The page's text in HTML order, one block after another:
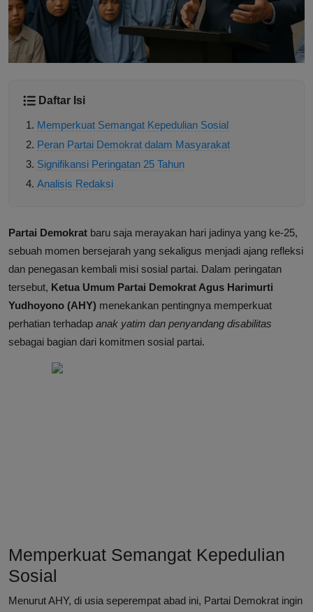
Daftar Isi
Memperkuat Semangat Kepedulian Sosial
Peran Partai Demokrat dalam Masyarakat
Signifikansi Peringatan 25 Tahun
Analisis Redaksi
Partai Demokrat baru saja merayakan hari jadinya yang ke-25,
sebuah momen bersejarah yang sekaligus menjadi ajang refleksi
dan penegasan kembali misi sosial partai. Dalam peringatan
tersebut, Ketua Umum Partai Demokrat Agus Harimurti
Yudhoyono (AHY) menekankan pentingnya memperkuat
perhatian terhadap anak yatim dan penyandang disabilitas
sebagai bagian dari komitmen sosial partai.
Memperkuat Semangat Kepedulian
Sosial
Menurut AHY, di usia seperempat abad ini, Partai Demokrat ingin